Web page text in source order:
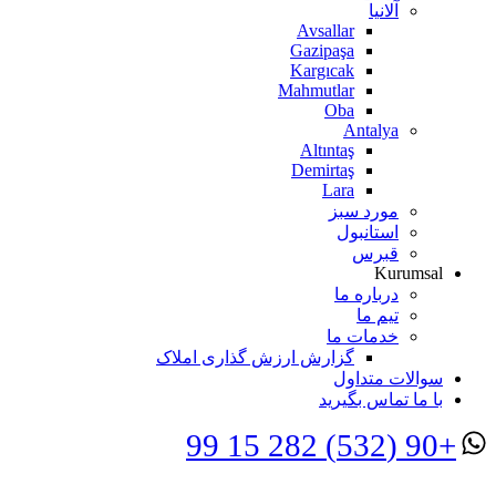
آلانیا
Avsallar
Gazipaşa
Kargıcak
Mahmutlar
Oba
Antalya
Altıntaş
Demirtaş
Lara
مورد سبز
استانبول
قبرس
Kurumsal
درباره ما
تیم ما
خدمات ما
گزارش ارزش گذاری املاک
سوالات متداول
با ما تماس بگیرید
+90 (532) 282 15 99